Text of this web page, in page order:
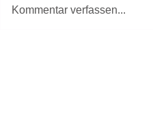
Kommentar verfassen...